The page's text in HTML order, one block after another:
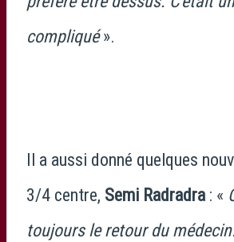
compliqué».
Il a aussi donné quelques
3/4 centre, Semi Radradra : «
toujours le retour du